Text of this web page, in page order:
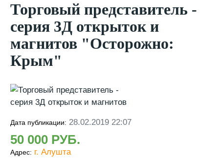
Торговый представитель -
серия 3Д открыток и
магнитов "Осторожно:
Крым"
Дата публикации: 28.02.2019 22:07
50 000
Адрес: г. Алушта